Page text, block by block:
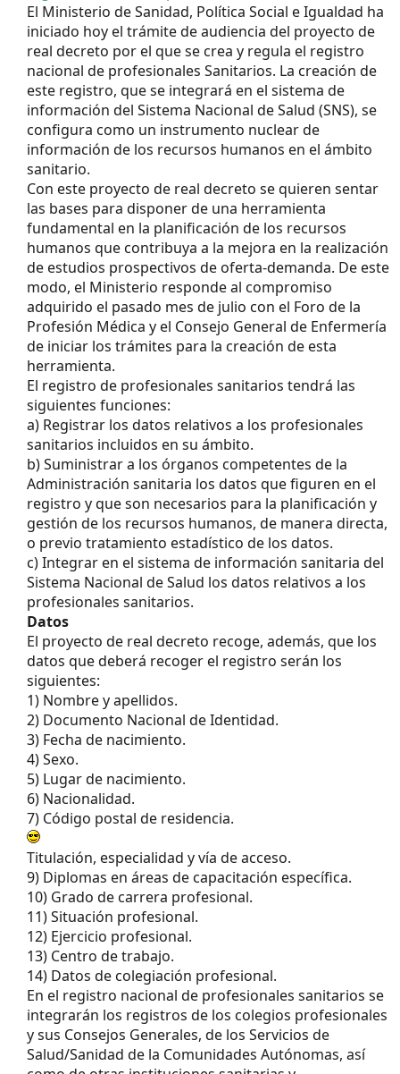
El Ministerio de Sanidad, Política Social e Igualdad ha
iniciado hoy el trámite de audiencia del proyecto de
real decreto por el que se crea y regula el registro
nacional de profesionales Sanitarios. La creación de
este registro, que se integrará en el sistema de
información del Sistema Nacional de Salud (SNS), se
configura como un instrumento nuclear de
información de los recursos humanos en el ámbito
sanitario.
Con este proyecto de real decreto se quieren sentar
las bases para disponer de una herramienta
fundamental en la planificación de los recursos
humanos que contribuya a la mejora en la realización
de estudios prospectivos de oferta-demanda. De este
modo, el Ministerio responde al compromiso
adquirido el pasado mes de julio con el Foro de la
Profesión Médica y el Consejo General de Enfermería
de iniciar los trámites para la creación de esta
herramienta.
El registro de profesionales sanitarios tendrá las
siguientes funciones:
a) Registrar los datos relativos a los profesionales
sanitarios incluidos en su ámbito.
b) Suministrar a los órganos competentes de la
Administración sanitaria los datos que figuren en el
registro y que son necesarios para la planificación y
gestión de los recursos humanos, de manera directa,
o previo tratamiento estadístico de los datos.
c) Integrar en el sistema de información sanitaria del
Sistema Nacional de Salud los datos relativos a los
profesionales sanitarios.
Datos
El proyecto de real decreto recoge, además, que los
datos que deberá recoger el registro serán los
siguientes:
1) Nombre y apellidos.
2) Documento Nacional de Identidad.
3) Fecha de nacimiento.
4) Sexo.
5) Lugar de nacimiento.
6) Nacionalidad.
7) Código postal de residencia.
Titulación, especialidad y vía de acceso.
9) Diplomas en áreas de capacitación específica.
10) Grado de carrera profesional.
11) Situación profesional.
12) Ejercicio profesional.
13) Centro de trabajo.
14) Datos de colegiación profesional.
En el registro nacional de profesionales sanitarios se
integrarán los registros de los colegios profesionales
y sus Consejos Generales, de los Servicios de
Salud/Sanidad de la Comunidades Autónomas, así